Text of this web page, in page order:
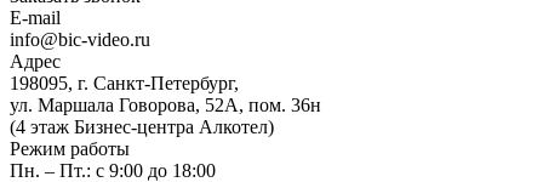
E-mail
info@bic-video.ru
Адрес
198095, г. Санкт-Петербург,
ул. Маршала Говорова, 52А, пом. 36н
(4 этаж Бизнес-центра Алкотел)
Режим работы
Пн. – Пт.: с 9:00 до 18:00